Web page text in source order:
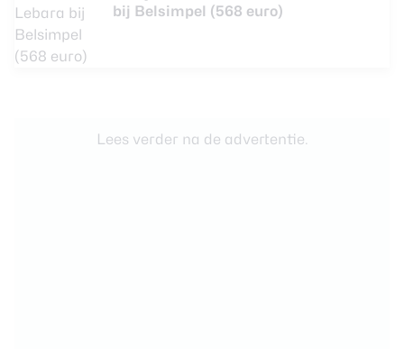
bij Belsimpel (568 euro)
Lees verder na de advertentie.